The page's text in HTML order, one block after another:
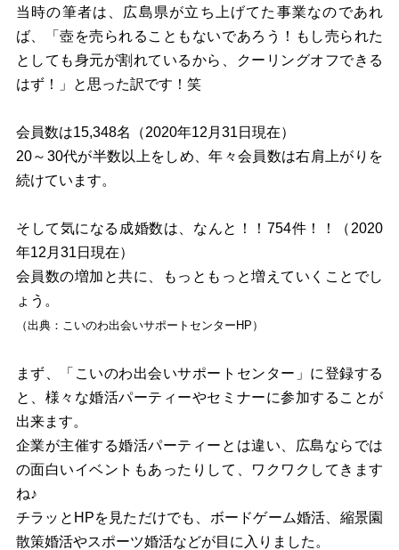
当時の筆者は、広島県が立ち上げてた事業なのであれ
ば、「壺を売られることもないであろう！もし売られた
としても身元が割れているから、クーリングオフできる
はず！」と思った訳です！笑
会員数は15,348名（2020年12月31日現在）
20～30代が半数以上をしめ、年々会員数は右肩上がりを
続けています。
そして気になる成婚数は、なんと！！754件！！（2020
年12月31日現在）
会員数の増加と共に、もっともっと増えていくことでし
ょう。
（出典：こいのわ出会いサポートセンターHP）
まず、「こいのわ出会いサポートセンター」に登録する
と、様々な婚活パーティーやセミナーに参加することが
出来ます。
企業が主催する婚活パーティーとは違い、広島ならでは
の面白いイベントもあったりして、ワクワクしてきます
ね♪
チラッとHPを見ただけでも、ボードゲーム婚活、縮景園
散策婚活やスポーツ婚活などが目に入りました。